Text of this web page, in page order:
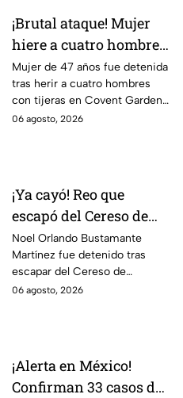
¡Brutal ataque! Mujer
hiere a cuatro hombres
con unas tijeras
Mujer de 47 años fue detenida
tras herir a cuatro hombres
con tijeras en Covent Garden,
Londres. Autoridades
06 agosto, 2026
¡Ya cayó! Reo que
escapó del Cereso de
Mexicali es detenido
tras operativo hoy 6 de
agosto
Noel Orlando Bustamante
Martínez fue detenido tras
escapar del Cereso de
Mexicali. Autoridades
06 agosto, 2026
¡Alerta en México!
Confirman 33 casos de